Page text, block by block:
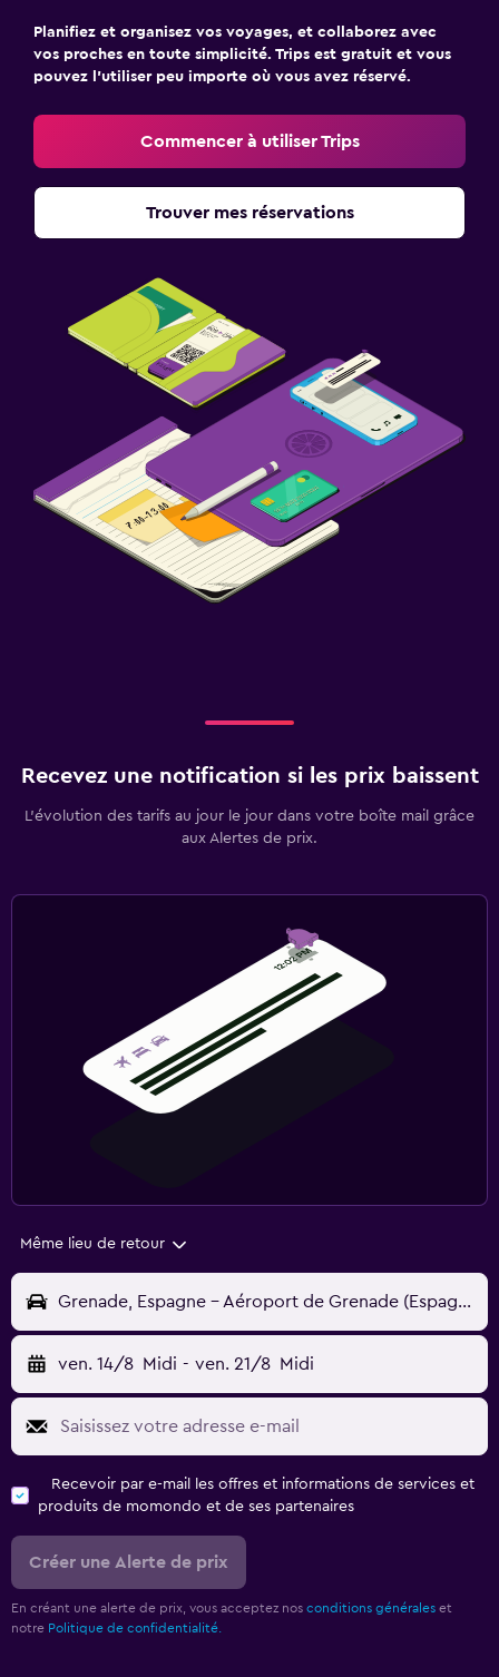
Planifiez et organisez vos voyages, et collaborez avec
vos proches en toute simplicité. Trips est gratuit et vous
pouvez l’utiliser peu importe où vous avez réservé.
Commencer à utiliser Trips
Trouver mes réservations
Recevez une notification si les prix baissent
L’évolution des tarifs au jour le jour dans votre boîte mail grâce
aux Alertes de prix.
Même lieu de retour
Grenade, Espagne - Aéroport de Grenade (Espagne) (GRX)
ven. 14/8 Midi - ven. 21/8 Midi
Recevoir par e-mail les offres et informations de services et
produits de momondo et de ses partenaires
Créer une Alerte de prix
En créant une alerte de prix, vous acceptez nos conditions générales et
notre Politique de confidentialité.